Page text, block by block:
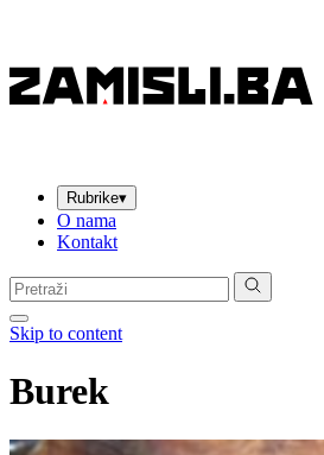
Rubrike▾
O nama
Kontakt
Pretraga:
Skip to content
Burek